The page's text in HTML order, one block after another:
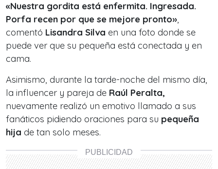
«Nuestra gordita está enfermita. Ingresada.
Porfa recen por que se mejore pronto»,
comentó Lisandra Silva en una foto donde se
puede ver que su pequeña está conectada y en
cama.
Asimismo, durante la tarde-noche del mismo día,
la influencer y pareja de Raúl Peralta,
nuevamente realizó un emotivo llamado a sus
fanáticos pidiendo oraciones para su pequeña
hija de tan solo meses.